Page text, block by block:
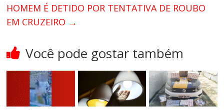
HOMEM É DETIDO POR TENTATIVA DE ROUBO
EM CRUZEIRO →
Você pode gostar também